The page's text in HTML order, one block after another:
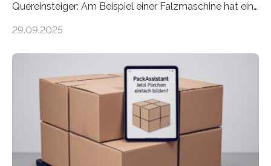
Quereinsteiger: Am Beispiel einer Falzmaschine hat ein
Mensch-Maschine-Schnittstelle so sehr vereinfacht,
Die zugrunde liegende Methodik lässt sich auf alle
anderen Maschinen übertragen. Eine Falzmaschine
umzurüsten ist ein Job für echte Profis. Eine solche
Maschine faltet in Druckereien Broschüren, Prospekte,
Landkarten und vieles mehr – mehrere Zehntausend
Exemplare pro Stunde. Je nach Maschinentyp und
Auftrag kann das Umrüsten…
29.09.2025